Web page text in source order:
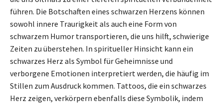
führen. Die Botschaften eines schwarzen Herzens können
sowohl innere Traurigkeit als auch eine Form von
schwarzem Humor transportieren, die uns hilft, schwierige
Zeiten zu überstehen. In spiritueller Hinsicht kann ein
schwarzes Herz als Symbol für Geheimnisse und
verborgene Emotionen interpretiert werden, die häufig im
Stillen zum Ausdruck kommen. Tattoos, die ein schwarzes
Herz zeigen, verkörpern ebenfalls diese Symbolik, indem